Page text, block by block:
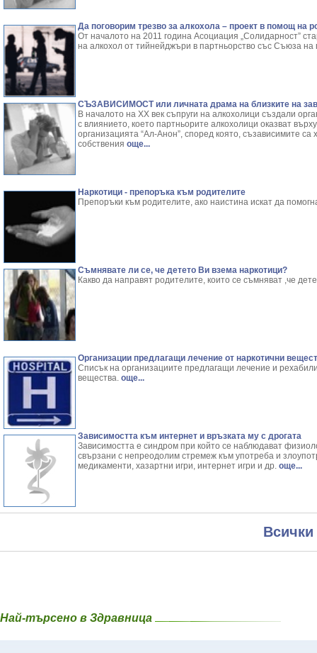
Да поговорим трезво за алкохола – проект в помощ на
От началото на 2011 година Асоциация „Солидарност”
на алкохол от тийнейджъри в партньорство със Съюза на
СЪЗАВИСИМОСТ или личната драма на близките на
В началото на ХХ век съпруги на алкохолици създали
с влиянието, което партньорите алкохолици оказват
организацията “Ал-Анон”, според която, съзависимите са
собствения още...
Наркотици - препоръка към родителите
Препоръки към родителите, ако наистина искат да
Съмнявате ли се, че детето Ви взема наркотици?
Какво да направят родителите, които се съмняват ,че
Организации предлагащи лечение от наркотични
Списък на организациите предлагащи лечение и
вещества. още...
Зависимостта към интернет и връзката му с дрогата
Зависимостта е синдром при който се наблюдават
свързани с непреодолим стремеж към употреба и
медикаменти, хазартни игри, интернет игри и др. още...
Най-търсено в Здравница